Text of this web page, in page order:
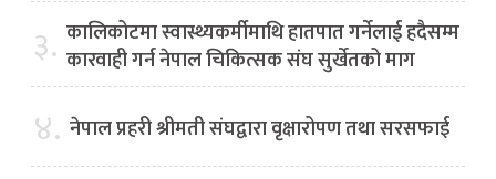
३. कालिकोटमा स्वास्थ्यकर्मीमाथि हातपात गर्नेलाई हदैसम्म
कारवाही गर्न नेपाल चिकित्सक संघ सुर्खेतको माग
४. नेपाल प्रहरी श्रीमती संघद्वारा वृक्षारोपण तथा सरसफाई